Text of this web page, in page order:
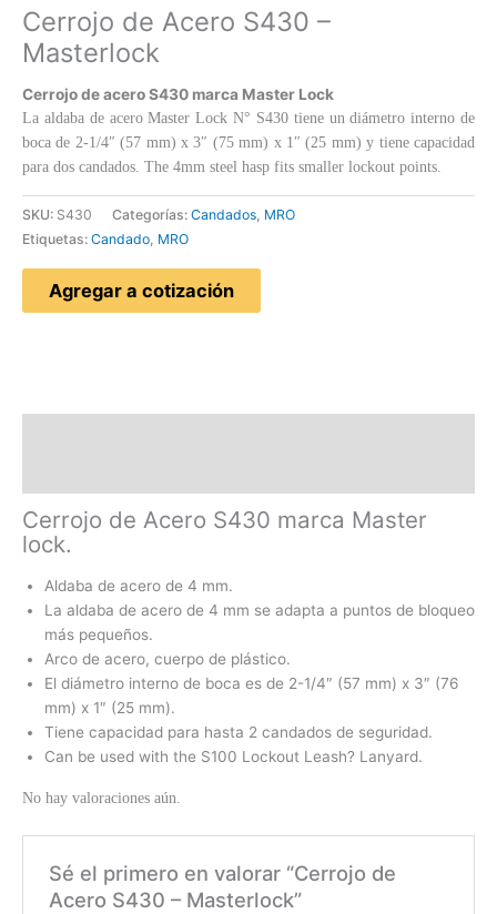
Cerrojo de Acero S430 –
Masterlock
Cerrojo de acero S430 marca Master Lock
La aldaba de acero Master Lock N° S430 tiene un diámetro interno de
boca de 2-1/4″ (57 mm) x 3″ (75 mm) x 1″ (25 mm) y tiene capacidad
para dos candados. The 4mm steel hasp fits smaller lockout points.
SKU: S430 Categorías: Candados MRO
Etiquetas: Candado MRO
Agregar a cotización
Cerrojo de Acero S430 marca Master
lock.
Aldaba de acero de 4 mm.
La aldaba de acero de 4 mm se adapta a puntos de bloqueo
más pequeños.
Arco de acero, cuerpo de plástico.
El diámetro interno de boca es de 2-1/4″ (57 mm) x 3″ (76
mm) x 1″ (25 mm).
Tiene capacidad para hasta 2 candados de seguridad.
Can be used with the S100 Lockout Leash? Lanyard.
No hay valoraciones aún.
Sé el primero en valorar “Cerrojo de
Acero S430 – Masterlock”